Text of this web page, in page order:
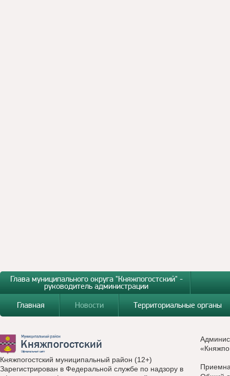
Глава муниципального округа "Княжпогостский" -
руководитель администрации
Главная
Новости Территориальные органы
Княжпогостский муниципальный район (12+)
Зарегистрирован в Федеральной службе по надзору в